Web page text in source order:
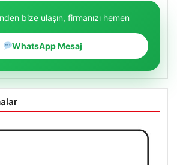
bize ulaşın, firmanızı hemen
WhatsApp Mesaj